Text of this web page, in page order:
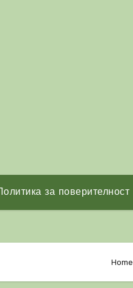
Политика за поверителност
Home